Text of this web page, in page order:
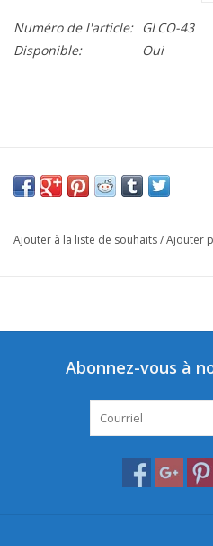
Numéro de l'article:
GLCO-43
Disponible:
Oui
Ajouter à la liste de souhaits/Ajouter
Abonnez-vous à